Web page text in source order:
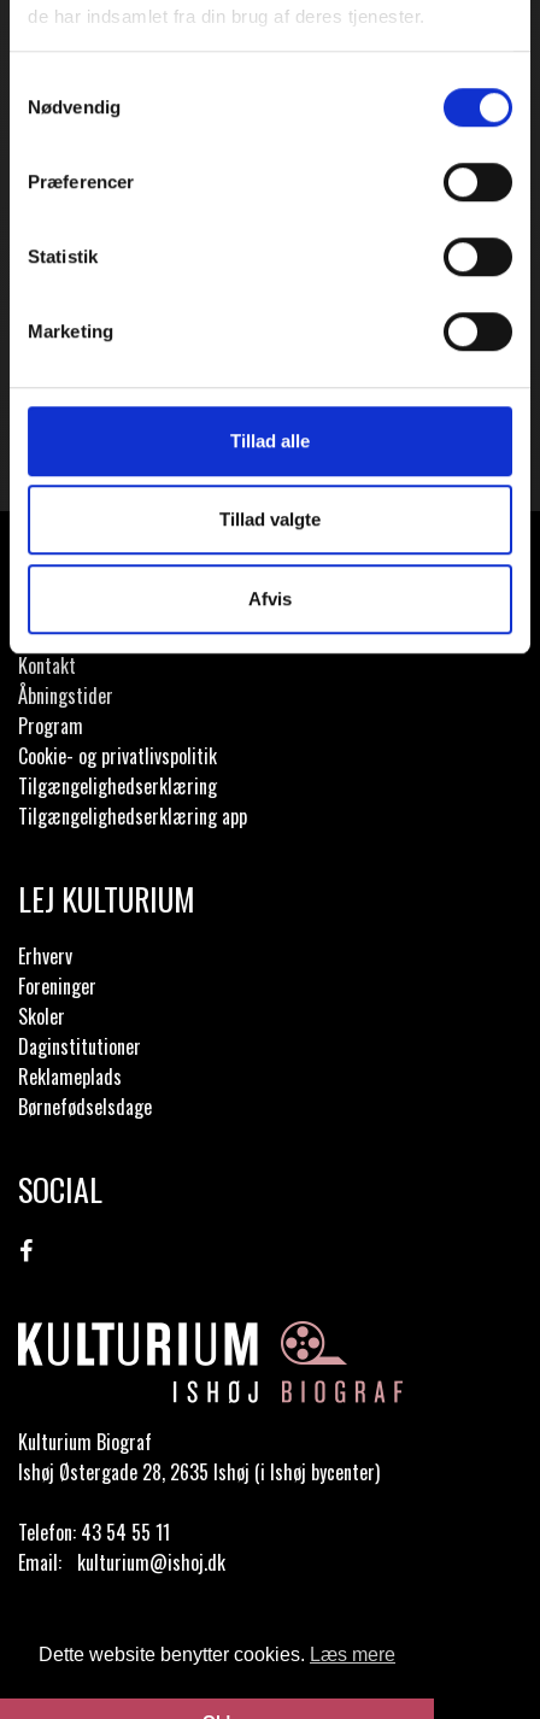
Dette website benytter cookies. Læs mere
de har indsamlet fra din brug af deres tjenester.
Nødvendig
Præferencer
Statistik
Marketing
Tillad alle
Tillad valgte
Afvis
Kontakt
Åbningstider
Program
Cookie- og privatlivspolitik
Tilgængelighedserklæring
Tilgængelighedserklæring app
LEJ KULTURIUM
Erhverv
Foreninger
Skoler
Daginstitutioner
Reklameplads
Børnefødselsdage
SOCIAL
Kulturium Biograf
Ishøj Østergade 28, 2635 Ishøj (i Ishøj bycenter)
Telefon: 43 54 55 11
Email: kulturium@ishoj.dk